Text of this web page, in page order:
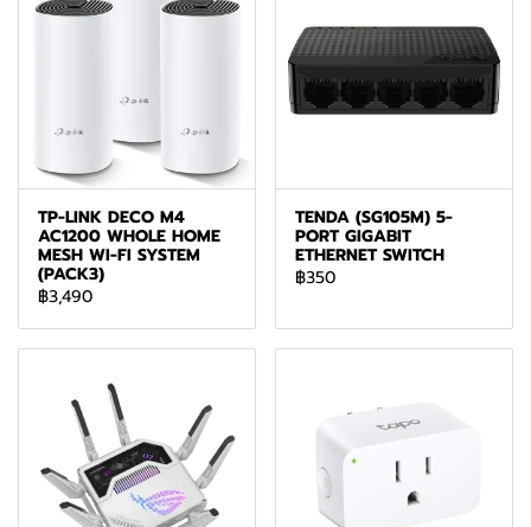
TP-LINK DECO M4
AC1200 WHOLE HOME
MESH WI-FI SYSTEM
(PACK3)
฿3,490
TENDA (SG105M) 5-
PORT GIGABIT
ETHERNET SWITCH
฿350